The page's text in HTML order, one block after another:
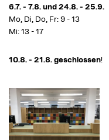
6.7. - 7.8. und 24.8. - 25.9.
Mo, Di, Do, Fr: 9 - 13
Mi: 13 - 17
10.8. - 21.8. geschlossen!